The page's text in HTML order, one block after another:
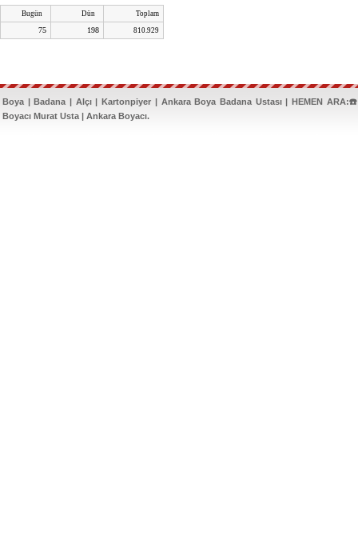
Bugün Dün Toplam
75 198 810.929
Boya | Badana | Alçı | Kartonpiyer | Ankara Boya Badana Ustası | HEMEN
Boyacı Murat Usta | Ankara Boyacı.